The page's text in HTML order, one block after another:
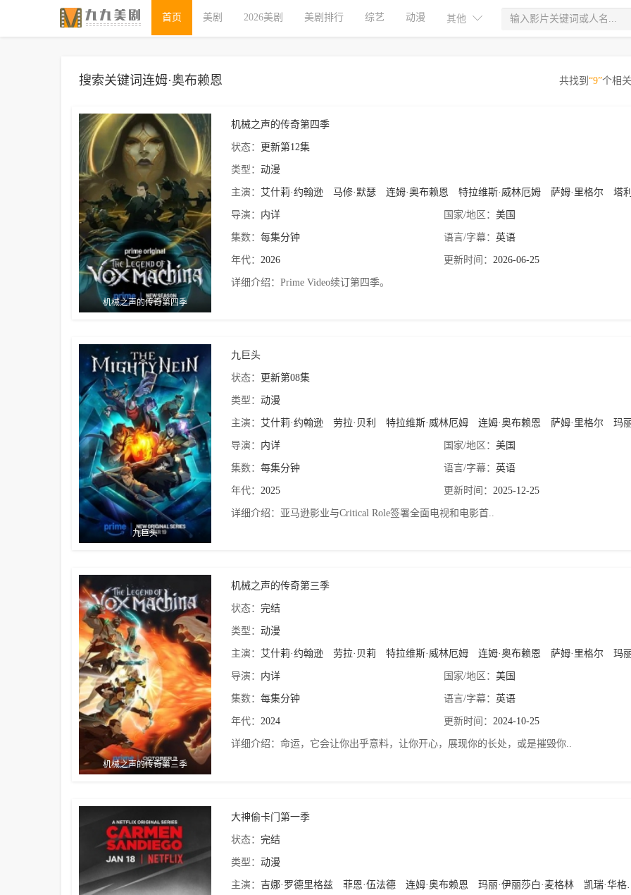
首页 美剧 2026美剧 美剧排行 综艺 动漫 其他
搜索关键词连姆·奥布赖恩 共找到 “9”个相
机械之声的传奇第四季
机械之声的传奇第四季
状态： 更新第12集
类型：动漫
主演： 艾什莉·约翰逊 马修·默瑟 连姆·奥布赖恩 特拉维斯·威林厄姆 萨姆·里格尔 塔利辛·贾夫
导演： 内详 国家/地区：美国
集数：每集分钟 语言/字幕：英语
年代：2026 更新时间：2026-06-25
详细介绍：Prime Video续订第四季。
九巨头
九巨头
状态： 更新第08集
类型：动漫
主演： 艾什莉·约翰逊 劳拉·贝利 特拉维斯·威林厄姆 连姆·奥布赖恩 萨姆·里格尔 玛丽莎·
导演： 内详 国家/地区：美国
集数：每集分钟 语言/字幕：英语
年代：2025 更新时间：2025-12-25
详细介绍： 亚马逊影业与Critical Role签署全面电视和电影首..
机械之声的传奇第三季
机械之声的传奇第三季
状态：完结
类型：动漫
主演： 艾什莉·约翰逊 劳拉·贝莉 特拉维斯·威林厄姆 连姆·奥布赖恩 萨姆·里格尔 玛丽莎·
导演： 内详 国家/地区：美国
集数：每集分钟 语言/字幕：英语
年代：2024 更新时间：2024-10-25
详细介绍：命运，它会让你出乎意料，让你开心，展现你的长处，或是摧毁你..
大神偷卡门第一季
状态：完结
类型：动漫
主演：吉娜·罗德里格兹 菲恩·伍法德 连姆·奥布赖恩 玛丽·伊丽莎白·麦格林 凯瑞·华格伦